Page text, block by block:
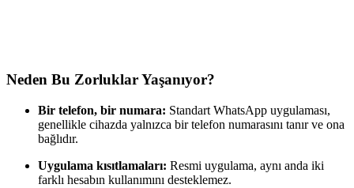
Neden Bu Zorluklar Yaşanıyor?
Bir telefon, bir numara: Standart WhatsApp uygulaması,
genellikle cihazda yalnızca bir telefon numarasını tanır ve ona
bağlıdır.
Uygulama kısıtlamaları: Resmi uygulama, aynı anda iki
farklı hesabın kullanımını desteklemez.